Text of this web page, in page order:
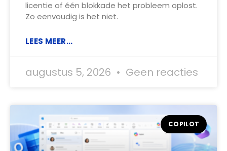
licentie of één blokkade het probleem oplost.
Zo eenvoudig is het niet.
LEES MEER...
augustus 5, 2026 Geen reacties
COPILOT